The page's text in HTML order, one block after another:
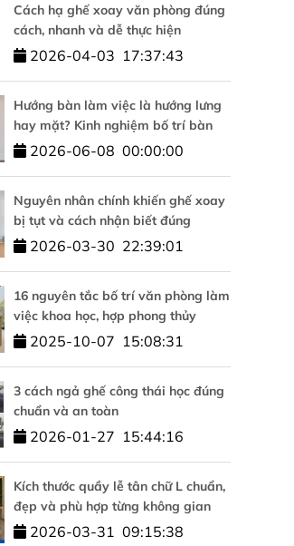
Cách hạ ghế xoay văn phòng đúng
cách, nhanh và dễ thực hiện
2026-04-03 17:37:43
Hướng bàn làm việc là hướng lưng
hay mặt? Kinh nghiệm bố trí bàn
làm việc hợp phong thủy
2026-06-08 00:00:00
Nguyên nhân chính khiến ghế xoay
bị tụt và cách nhận biết đúng
2026-03-30 22:39:01
16 nguyên tắc bố trí văn phòng làm
việc khoa học, hợp phong thủy
2025-10-07 15:08:31
3 cách ngả ghế công thái học đúng
chuẩn và an toàn
2026-01-27 15:44:16
Kích thước quầy lễ tân chữ L chuẩn,
đẹp và phù hợp từng không gian
2026-03-31 09:15:38